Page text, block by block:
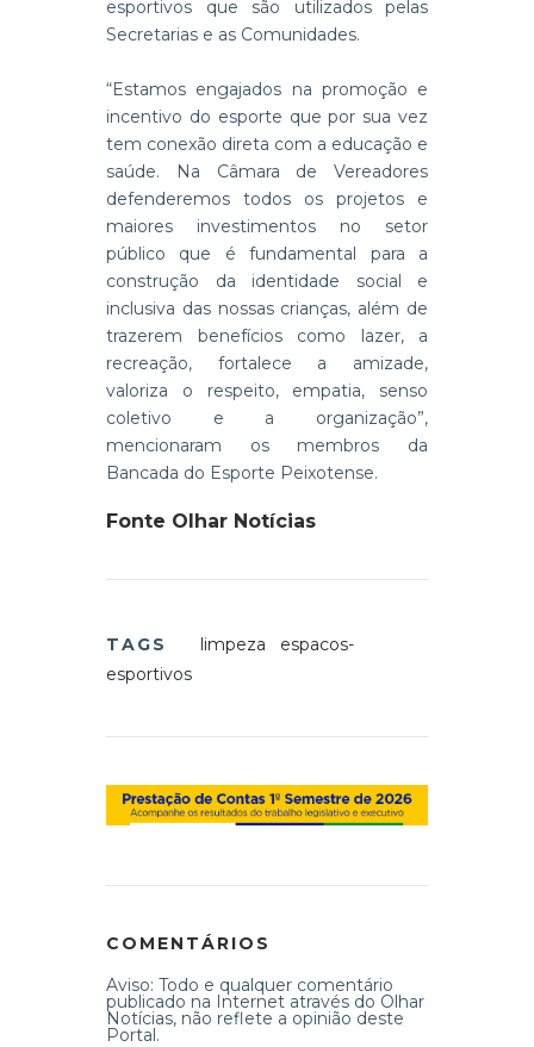
esportivos que são utilizados pelas
Secretarias e as Comunidades.
“Estamos engajados na promoção e
incentivo do esporte que por sua vez
tem conexão direta com a educação e
saúde. Na Câmara de Vereadores
defenderemos todos os projetos e
maiores investimentos no setor
público que é fundamental para a
construção da identidade social e
inclusiva das nossas crianças, além de
trazerem benefícios como lazer, a
recreação, fortalece a amizade,
valoriza o respeito, empatia, senso
coletivo e a organização”,
mencionaram os membros da
Bancada do Esporte Peixotense.
Fonte Olhar Notícias
TAGS limpeza
espacos-
esportivos
COMENTÁRIOS
Aviso: Todo e qualquer comentário
publicado na Internet através do Olhar
Notícias, não reflete a opinião deste
Portal.